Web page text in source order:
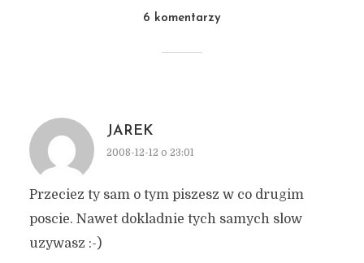
6 komentarzy
JAREK
2008-12-12 o 23:01
Przeciez ty sam o tym piszesz w co drugim
poscie. Nawet dokladnie tych samych slow
uzywasz :-)